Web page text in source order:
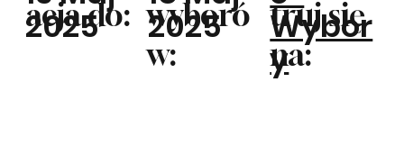
acja do:
2025
wyboró
w:
2025
truj się
na:
Wybor
y